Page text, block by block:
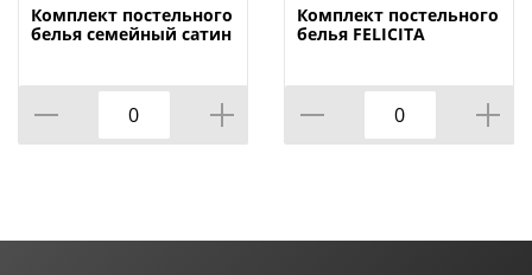
Комплект постельного
белья семейный сатин
1/1
Комплект постельного
белья FELICITA